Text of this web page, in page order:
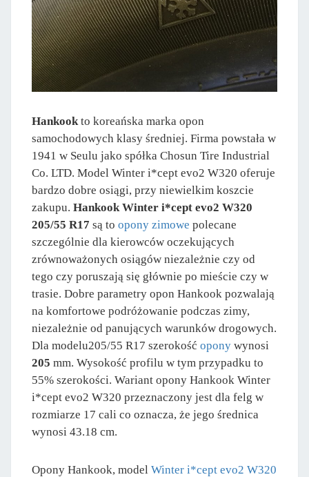
Hankook to koreańska marka opon
samochodowych klasy średniej. Firma powstała w
1941 w Seulu jako spółka Chosun Tire Industrial
Co. LTD. Model Winter i*cept evo2 W320 oferuje
bardzo dobre osiągi, przy niewielkim koszcie
zakupu. Hankook Winter i*cept evo2 W320
205/55 R17 są to opony zimowe polecane
szczególnie dla kierowców oczekujących
zrównoważonych osiągów niezależnie czy od
tego czy poruszają się głównie po mieście czy w
trasie. Dobre parametry opon Hankook pozwalają
na komfortowe podróżowanie podczas zimy,
niezależnie od panujących warunków drogowych.
Dla modelu205/55 R17 szerokość opony wynosi
205 mm. Wysokość profilu w tym przypadku to
55% szerokości. Wariant opony Hankook Winter
i*cept evo2 W320 przeznaczony jest dla felg w
rozmiarze 17 cali co oznacza, że jego średnica
wynosi 43.18 cm.
Opony Hankook, model Winter i*cept evo2 W320